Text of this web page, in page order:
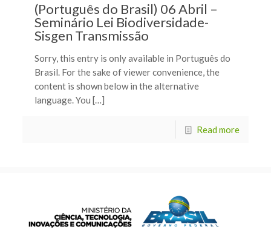
(Português do Brasil) 06 Abril –
Seminário Lei Biodiversidade-
Sisgen Transmissão
Sorry, this entry is only available in Português do
Brasil. For the sake of viewer convenience, the
content is shown below in the alternative
language. You […]
Read more